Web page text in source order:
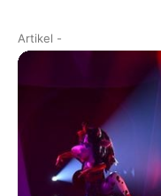
Artikel -